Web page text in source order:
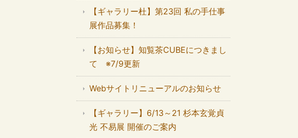
【ギャラリー杜】第23回 私の手仕事
展作品募集！
【お知らせ】知覧茶CUBEにつきまし
て ※7/9更新
Webサイトリニューアルのお知らせ
【ギャラリー】6/13～21 杉本玄覚貞
光 不易展 開催のご案内